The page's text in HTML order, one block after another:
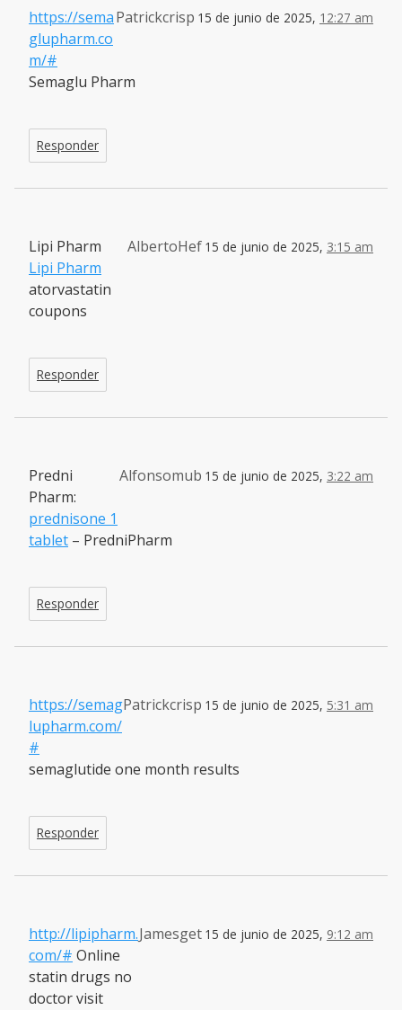
Patrickcrisp 15 de junio de 2025, 12:27 am
https://sema
glupharm.co
m/#
Semaglu Pharm
Responder
AlbertoHef 15 de junio de 2025, 3:15 am
Lipi Pharm
Lipi Pharm
atorvastatin
coupons
Responder
Alfonsomub 15 de junio de 2025, 3:22 am
Predni
Pharm:
prednisone 1
tablet – PredniPharm
Responder
Patrickcrisp 15 de junio de 2025, 5:31 am
https://semag
lupharm.com/
#
semaglutide one month results
Responder
Jamesget 15 de junio de 2025, 9:12 am
http://lipipharm.
com/# Online
statin drugs no
doctor visit